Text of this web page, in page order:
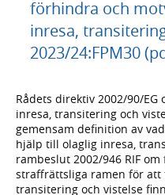
förhindra och
inresa,
2023/24:FPM30
Rådets direktiv 2002/90/
inresa, transitering och
gemensam definition av
hjälp till olaglig inresa,
rambeslut 2002/946 RIF
straffrättsliga ramen för
transitering och vistelse